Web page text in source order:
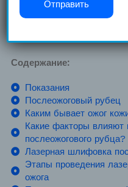
преумножить Вашу
Содержание:
Показания
Послеожоговый рубец
Каким бывает ожог
Какие факторы влияют
послеожогового рубца?
Лазерная шлифовка
Этапы проведения
ожога